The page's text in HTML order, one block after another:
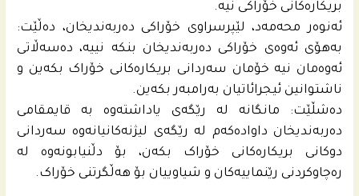
بریکارەکانی خۆراکی نیە.
ئەنوەر محه‌مه‌د، لێپرسراوی خۆراکی دەربەندیخان، دەڵێت:
بەهۆی ئەوەی خۆراکی دەربەندیخان بنکە نییە، دەسەڵاتی
ئەوەمان نیە خۆمان سەردانی بریکارەکانی خۆراک بکەین و
ناشتوانین ئیجرائاتیان بەرامبەر بکەین.
دەشڵێت: مانگانە لە رێگەی یاداشتەوە بە قایمقامی
دەربەندیخان داوادەکەم لە رێگەی لیژنەکانیانەوە سەردانی
دوکانی بریکارەکانی خۆراک بکەن، بۆ دڵنیابونه‌وه‌ له‌
رەچاوکردنی رێنماییەکان و شیاوییان بۆ هەڵگرتنی خۆراک.